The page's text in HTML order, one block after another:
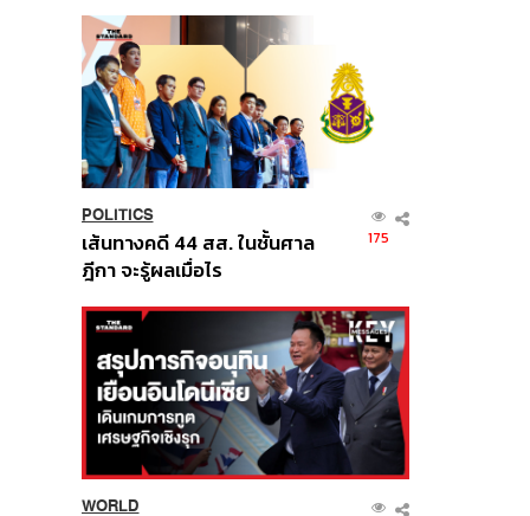
POLITICS
เส้นทางคดี 44 สส. ในชั้นศาล
ฎีกา จะรู้ผลเมื่อไร
175
WORLD